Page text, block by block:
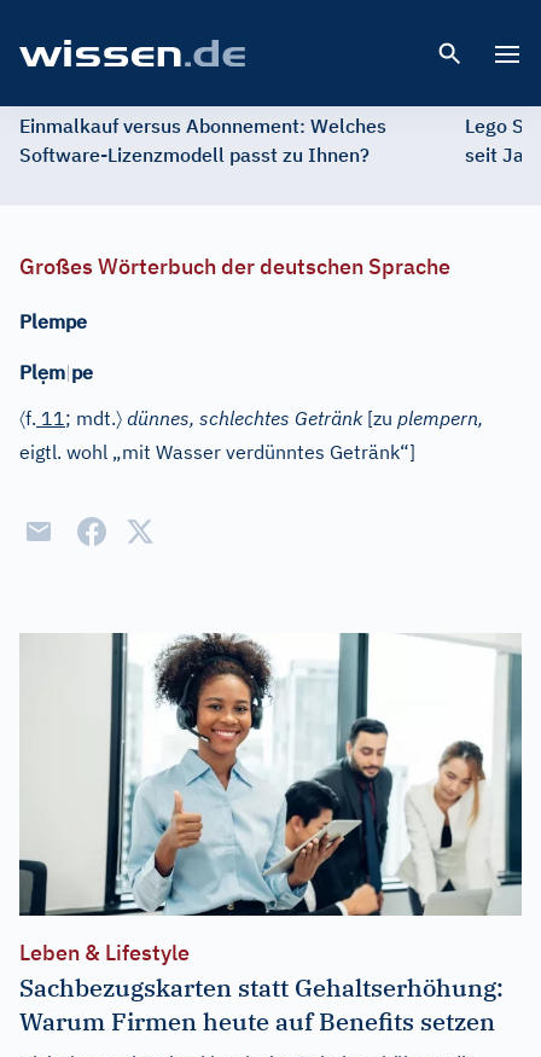
Einmalkauf versus Abonnement: Welches
Software-Lizenzmodell passt zu Ihnen?
Lego
seit
Großes Wörterbuch der deutschen Sprache
Plempe
Plẹm|pe
〈f. 11; mdt.〉 dünnes, schlechtes Getränk[zu plempern,
eigtl. wohl „mit Wasser verdünntes Getränk“]
Leben & Lifestyle
Sachbezugskarten statt Gehaltserhöhung:
Warum Firmen heute auf Benefits setzen